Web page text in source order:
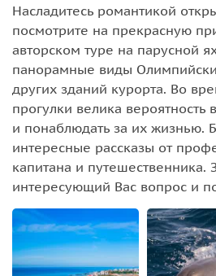
Насладитесь романтикой
посмотрите на прекрасную
авторском туре на парусной
панорамные виды
других зданий курорта. Во
прогулки велика вероятность
и понаблюдать за их жизнью.
интересные рассказы от
капитана и путешественника.
интересующий Вас вопрос и